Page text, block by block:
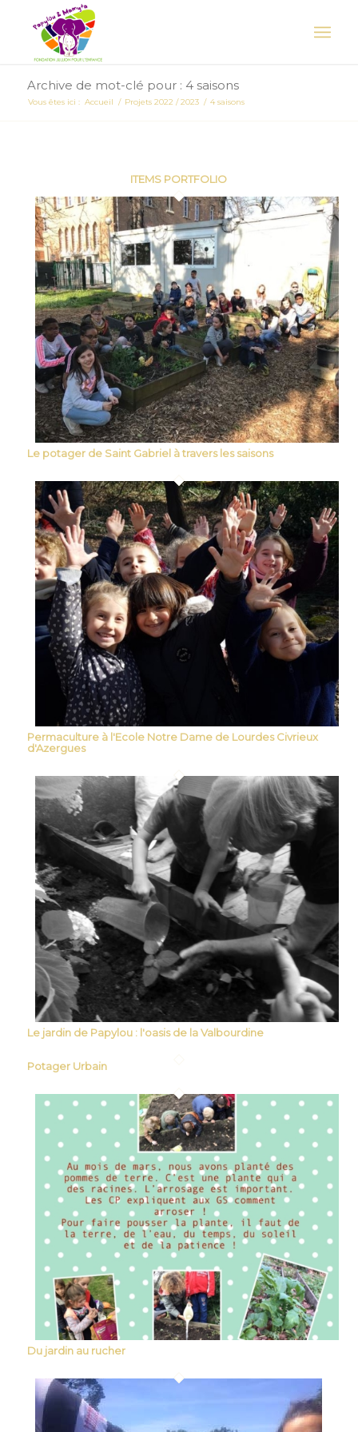
Archive de mot-clé pour : 4 saisons
Vous êtes ici : Accueil / Projets 2022 / 2023 / 4 saisons
ITEMS PORTFOLIO
Le potager de Saint Gabriel à travers les saisons
Permaculture à l'Ecole Notre Dame de Lourdes Civrieux
d'Azergues
Le jardin de Papylou : l'oasis de la Valbourdine
Potager Urbain
Du jardin au rucher